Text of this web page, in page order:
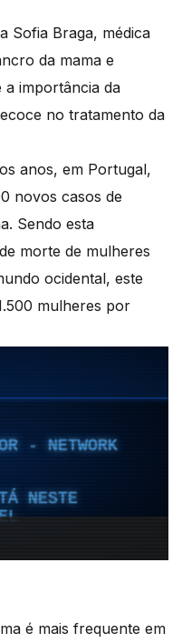
Sofia Braga, médica
da mama e
importância da
no tratamento da
anos, em Portugal,
novos casos de
Sendo esta
morte de mulheres
ocidental, este
mulheres por
é mais frequente em